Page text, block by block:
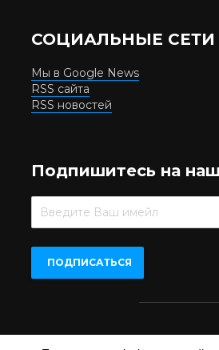
СОЦИАЛЬНЫЕ СЕТИ
Мы в Google News
RSS сайта
RSS новостей
Подпишитесь на
Beer.UA © 2016-